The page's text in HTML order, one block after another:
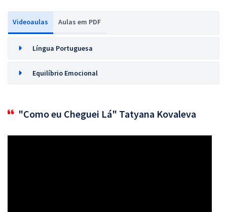
Videoaulas Aulas em PDF
Língua Portuguesa
Equilíbrio Emocional
"Como eu Cheguei Lá" Tatyana Kovaleva